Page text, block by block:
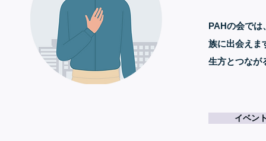
PAHの会では
族に出会えま
生方とつなが
イベン